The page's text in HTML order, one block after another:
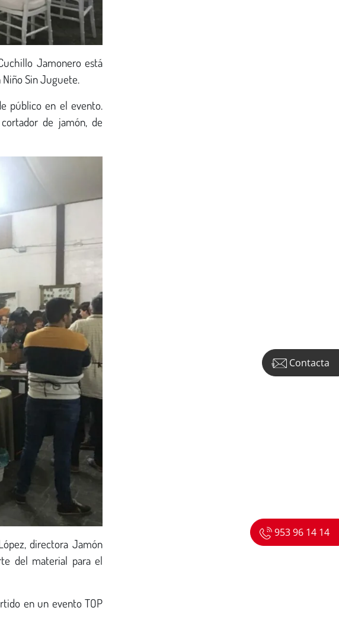
Contacta
953 96 14 14
Jamonero está
Sin Juguete.
público en el evento.
de jamón, de
directora Jamón
del material para el
en un evento TOP